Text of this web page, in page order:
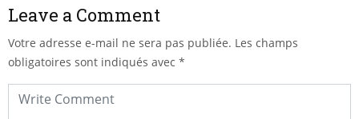
Leave a Comment
Votre adresse e-mail ne sera pas publiée. Les champs
obligatoires sont indiqués avec *